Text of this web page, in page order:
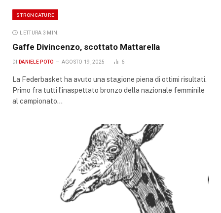
STRONCATURE
LETTURA 3 MIN.
Gaffe Divincenzo, scottato Mattarella
DI DANIELE POTO AGOSTO 19, 2025 6
La Federbasket ha avuto una stagione piena di ottimi risultati.
Primo fra tutti l’inaspettato bronzo della nazionale femminile
al campionato…